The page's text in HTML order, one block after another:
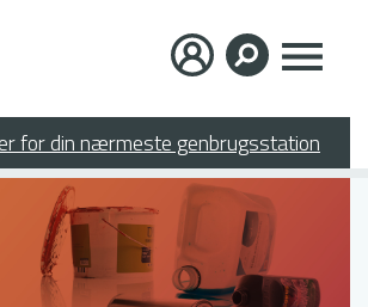
hovedindhold
×
for din nærmeste genbrugsstation